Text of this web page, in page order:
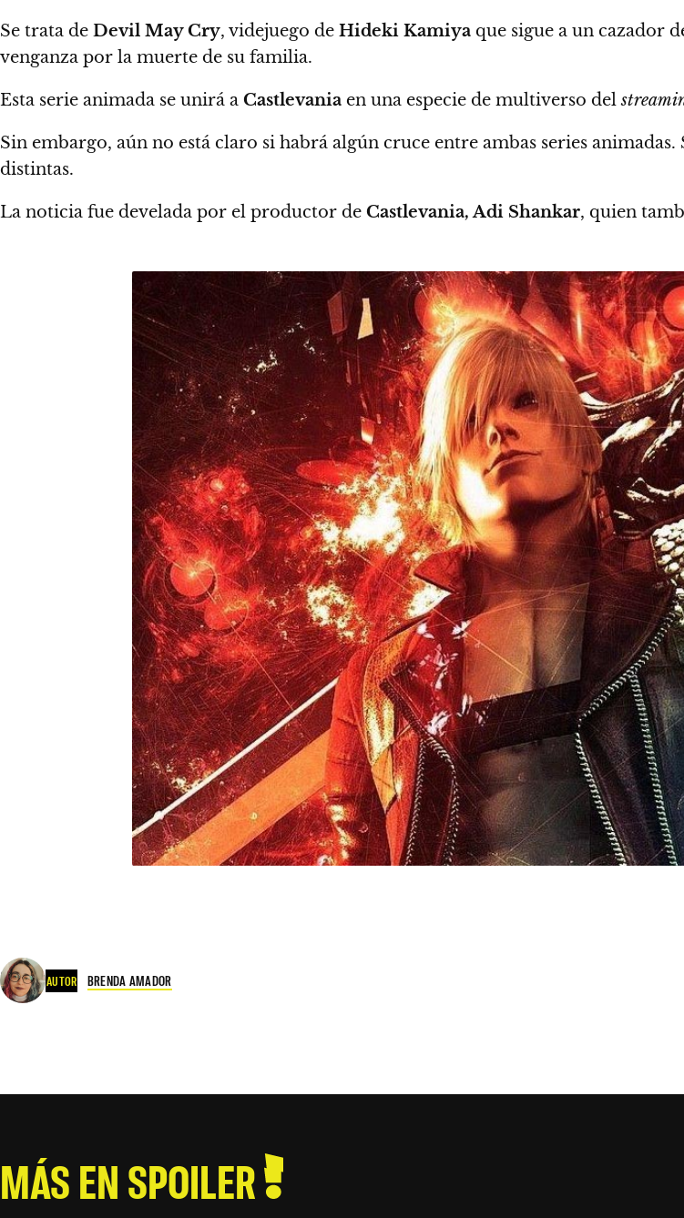
Se trata de Devil May Cry, videjuego de Hideki Kamiya que sigue a un cazador
venganza por la muerte de su familia.
Esta serie animada se unirá a Castlevania en una especie de multiverso del
Sin embargo, aún no está claro si habrá algún cruce entre ambas series animadas.
distintas.
La noticia fue develada por el productor de Castlevania, Adi Shankar, quien
AUTOR BRENDA AMADOR
MÁS EN SPOILER